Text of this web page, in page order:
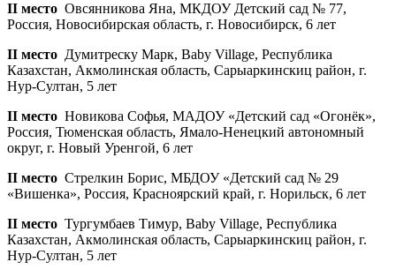
II место Овсянникова Яна, МКДОУ Детский сад № 77,
Россия, Новосибирская область, г. Новосибирск, 6 лет
II место Думитреску Марк, Baby Village, Республика
Казахстан, Акмолинская область, Сарыаркинскиц район, г.
Нур-Султан, 5 лет
II место Новикова Софья, МАДОУ «Детский сад «Огонёк»,
Россия, Тюменская область, Ямало-Ненецкий автономный
округ, г. Новый Уренгой, 6 лет
II место Стрелкин Борис, МБДОУ «Детский сад № 29
«Вишенка», Россия, Красноярский край, г. Норильск, 6 лет
II место Тургумбаев Тимур, Baby Village, Республика
Казахстан, Акмолинская область, Сарыаркинскиц район, г.
Нур-Султан, 5 лет